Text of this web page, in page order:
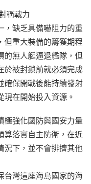
稱戰力
，缺乏具備嚇阻力的重
但重大裝備的籌獲期程
的無人艇逼退艦隊，但
於被封鎖前就必須完成
確保開戰後能持續發射
在開始投入資源。
極強化國防與國安力量
算落實自主防衛，在近
況下，並不會排擠其他
台灣這座海島國家的海